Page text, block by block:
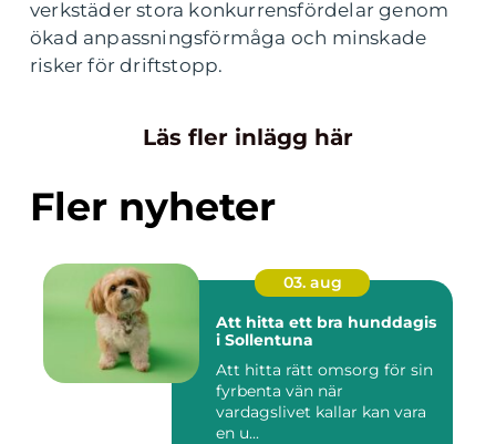
verkstäder stora konkurrensfördelar genom
ökad anpassningsförmåga och minskade
risker för driftstopp.
Läs fler inlägg här
Fler nyheter
03. aug
Att hitta ett bra hunddagis
i Sollentuna
Att hitta rätt omsorg för sin
fyrbenta vän när
vardagslivet kallar kan vara
en u...